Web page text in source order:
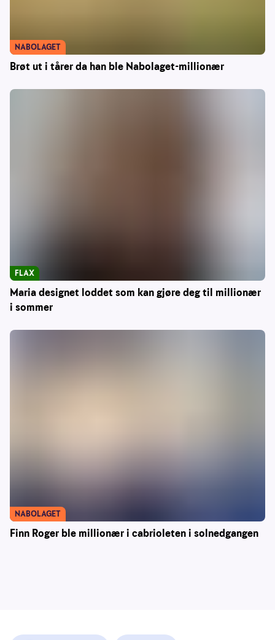
Brøt ut i tårer da han ble Nabolaget-millionær
NABOLAGET
Maria designet loddet som kan gjøre deg til millionær
i sommer
FLAX
Finn Roger ble millionær i cabrioleten i solnedgangen
NABOLAGET